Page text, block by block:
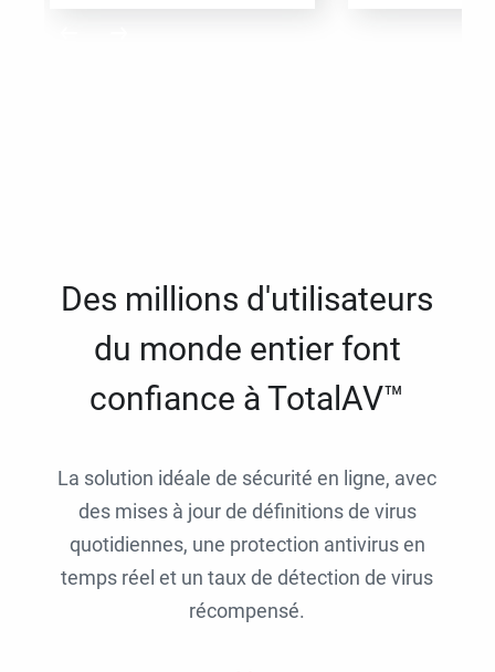
Des millions d'utilisateurs
du monde entier font
confiance à TotalAV™
La solution idéale de sécurité en ligne, avec
des mises à jour de définitions de virus
quotidiennes, une protection antivirus en
temps réel et un taux de détection de virus
récompensé.